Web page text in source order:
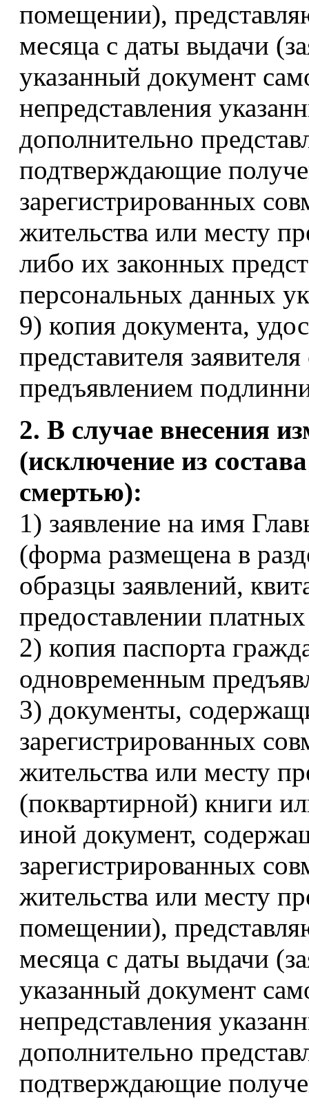
помещении),
месяца с даты выдачи
указанный документ
непредставления
дополнительно
подтверждающие
зарегистрированных
жительства или месту
либо их законных
персональных данных
9) копия документа,
представителя
предъявлением
2. В случае внесения
(исключение из
смертью):
1) заявление на имя
(форма размещена в
образцы заявлений,
предоставлении
2) копия паспорта
одновременным
3) документы,
зарегистрированных
жительства или месту
(поквартирной) книги
иной документ,
зарегистрированных
жительства или месту
помещении),
месяца с даты выдачи
указанный документ
непредставления
дополнительно
подтверждающие